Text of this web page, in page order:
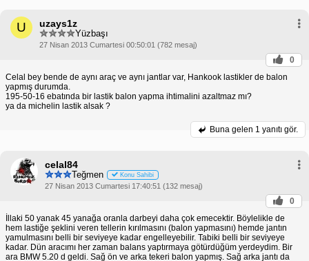
U uzays1z
Yüzbaşı
27 Nisan 2013 Cumartesi 00:50:01 (782 mesaj)
0
Celal bey bende de aynı araç ve aynı jantlar var, Hankook lastikler de balon
yapmış durumda.
195-50-16 ebatında bir lastik balon yapma ihtimalini azaltmaz mı?
ya da michelin lastik alsak ?
Buna gelen 1 yanıtı gör.
celal84
Teğmen Konu Sahibi
27 Nisan 2013 Cumartesi 17:40:51 (132 mesaj)
0
İllaki 50 yanak 45 yanağa oranla darbeyi daha çok emecektir. Böylelikle de
hem lastiğe şeklini veren tellerin kırılmasını (balon yapmasını) hemde jantın
yamulmasını belli bir seviyeye kadar engelleyebilir. Tabiki belli bir seviyeye
kadar. Dün aracımı her zaman balans yaptırmaya götürdüğüm yerdeydim. Bir
ara BMW 5.20 d geldi. Sağ ön ve arka tekeri balon yapmış. Sağ arka jantı da